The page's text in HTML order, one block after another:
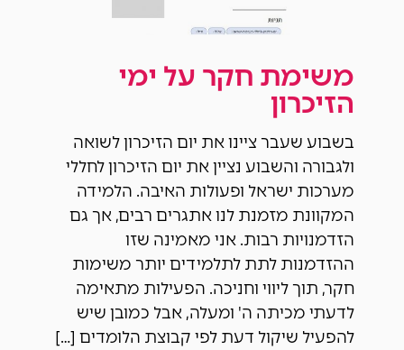
משימת חקר על ימי
הזיכרון
בשבוע שעבר ציינו את יום הזיכרון לשואה
ולגבורה והשבוע נציין את יום הזיכרון לחללי
מערכות ישראל ופעולות האיבה. הלמידה
המקוונת מזמנת לנו אתגרים רבים, אך גם
הזדמנויות רבות. אני מאמינה שזו
ההזדמנות לתת לתלמידים יותר משימות
חקר, תוך ליווי וחניכה. הפעילות מתאימה
לדעתי מכיתה ה' ומעלה, אבל כמובן שיש
להפעיל שיקול דעת לפי קבוצת הלומדים […]